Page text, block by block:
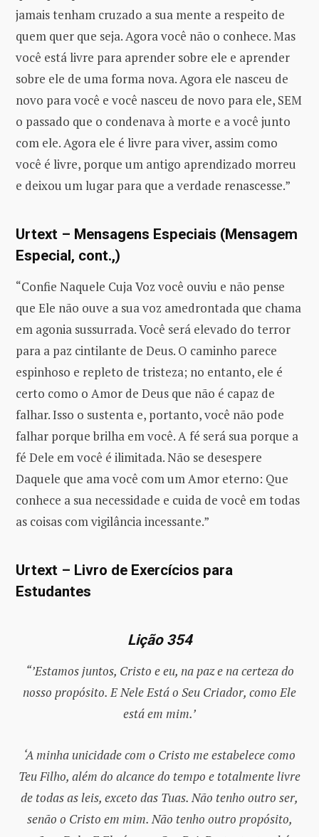
jamais tenham cruzado a sua mente a respeito de
quem quer que seja. Agora você não o conhece. Mas
você está livre para aprender sobre ele e aprender
sobre ele de uma forma nova. Agora ele nasceu de
novo para você e você nasceu de novo para ele, SEM
o passado que o condenava à morte e a você junto
com ele. Agora ele é livre para viver, assim como
você é livre, porque um antigo aprendizado morreu
e deixou um lugar para que a verdade renascesse.”
Urtext – Mensagens Especiais (Mensagem
Especial, cont.,)
“Confie Naquele Cuja Voz você ouviu e não pense
que Ele não ouve a sua voz amedrontada que chama
em agonia sussurrada. Você será elevado do terror
para a paz cintilante de Deus. O caminho parece
espinhoso e repleto de tristeza; no entanto, ele é
certo como o Amor de Deus que não é capaz de
falhar. Isso o sustenta e, portanto, você não pode
falhar porque brilha em você. A fé será sua porque a
fé Dele em você é ilimitada. Não se desespere
Daquele que ama você com um Amor eterno: Que
conhece a sua necessidade e cuida de você em todas
as coisas com vigilância incessante.”
Urtext – Livro de Exercícios para
Estudantes
Lição 354
“’Estamos juntos, Cristo e eu, na paz e na certeza do
nosso propósito. E Nele Está o Seu Criador, como Ele
está em mim.’
‘A minha unicidade com o Cristo me estabelece como
Teu Filho, além do alcance do tempo e totalmente livre
de todas as leis, exceto das Tuas. Não tenho outro ser,
senão o Cristo em mim. Não tenho outro propósito,